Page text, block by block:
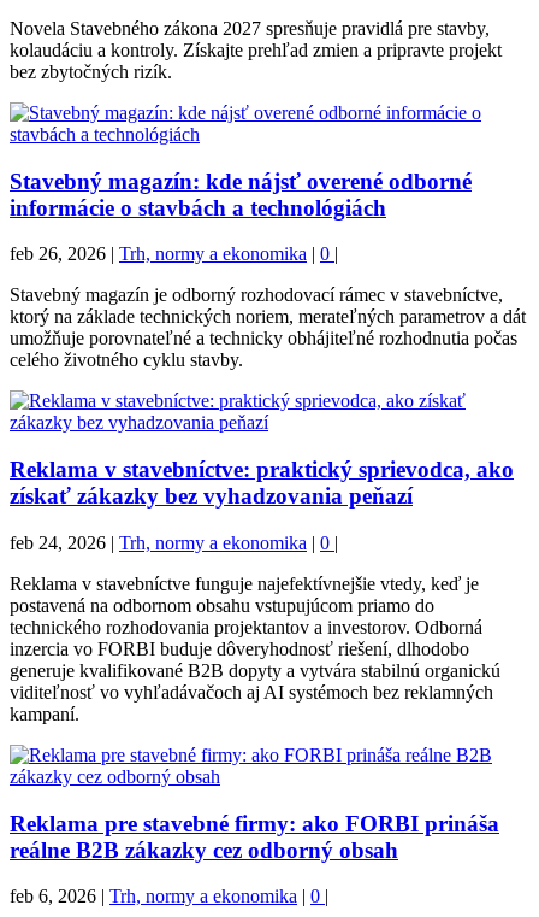
Novela Stavebného zákona 2027 spresňuje pravidlá pre stavby,
kolaudáciu a kontroly. Získajte prehľad zmien a pripravte projekt
bez zbytočných rizík.
Stavebný magazín: kde nájsť overené odborné
informácie o stavbách a technológiách
feb 26, 2026 | Trh, normy a ekonomika | 0 |
Stavebný magazín je odborný rozhodovací rámec v stavebníctve,
ktorý na základe technických noriem, merateľných parametrov a dát
umožňuje porovnateľné a technicky obhájiteľné rozhodnutia počas
celého životného cyklu stavby.
Reklama v stavebníctve: praktický sprievodca, ako
získať zákazky bez vyhadzovania peňazí
feb 24, 2026 | Trh, normy a ekonomika | 0 |
Reklama v stavebníctve funguje najefektívnejšie vtedy, keď je
postavená na odbornom obsahu vstupujúcom priamo do
technického rozhodovania projektantov a investorov. Odborná
inzercia vo FORBI buduje dôveryhodnosť riešení, dlhodobo
generuje kvalifikované B2B dopyty a vytvára stabilnú organickú
viditeľnosť vo vyhľadávačoch aj AI systémoch bez reklamných
kampaní.
Reklama pre stavebné firmy: ako FORBI prináša
reálne B2B zákazky cez odborný obsah
feb 6, 2026 | Trh, normy a ekonomika | 0 |